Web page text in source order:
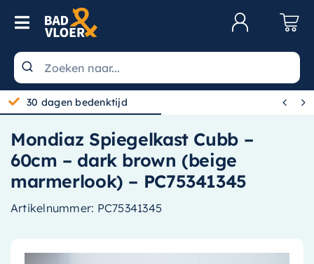
Skip to content
Toggle Navigation
Wastafels
Toiletten
Spiegels
Kranen
Douche
30 dagen bedenktijd  
Mondiaz Spiegelkast Cubb –
60cm – dark brown (beige
marmerlook) – PC75341345
Artikelnummer: PC75341345